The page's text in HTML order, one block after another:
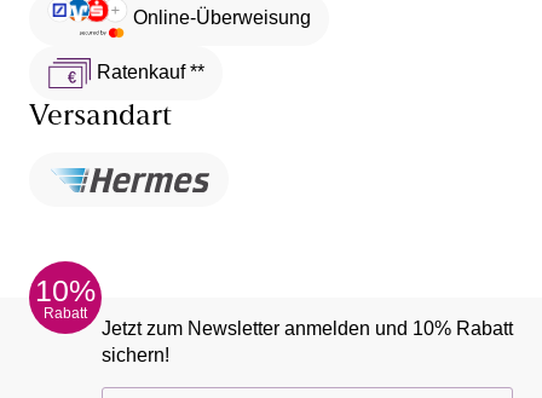
Online-Überweisung
Ratenkauf **
Versandart
10%
Rabatt
Jetzt zum Newsletter anmelden und 10% Rabatt
sichern!